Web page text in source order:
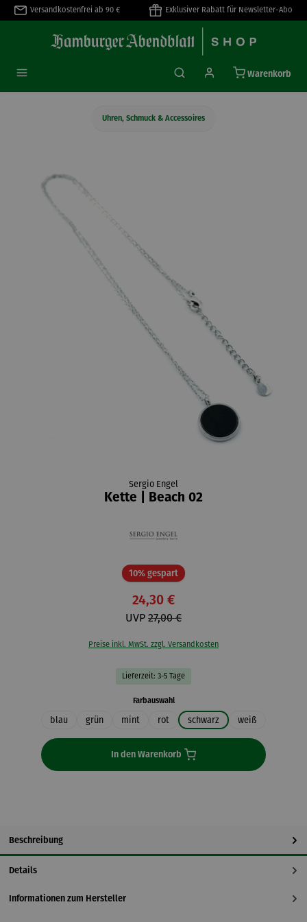
springen
Versandkostenfrei ab 90 € Exklusiver Rabatt für Newsletter-Abo
Warenkorb
Uhren, Schmuck & Accessoires
Sergio Engel
Kette | Beach 02
10% gespartRabatt
24,30 €
UVP 27,00 €
Preise inkl. MwSt. zzgl. Versandkosten
Lieferzeit: 3-5 Tage
Farbauswahlauswählen
blau grün mint rot schwarz weiß
In den Warenkorb
Beschreibung
Details
Informationen zum Hersteller